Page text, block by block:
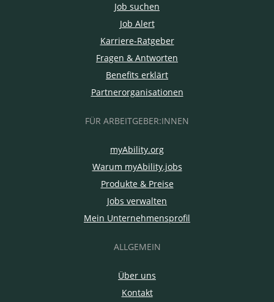
Job suchen
Job Alert
Karriere-Ratgeber
Fragen & Antworten
Benefits erklärt
Partnerorganisationen
FÜR ARBEITGEBER:INNEN
myAbility.org
Warum myAbility.jobs
Produkte & Preise
Jobs verwalten
Mein Unternehmensprofil
ALLGEMEIN
Über uns
Kontakt